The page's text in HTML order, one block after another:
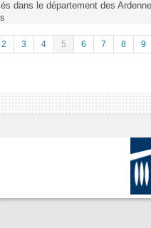
dans le département des
2 3 4 5 6 7 8 9